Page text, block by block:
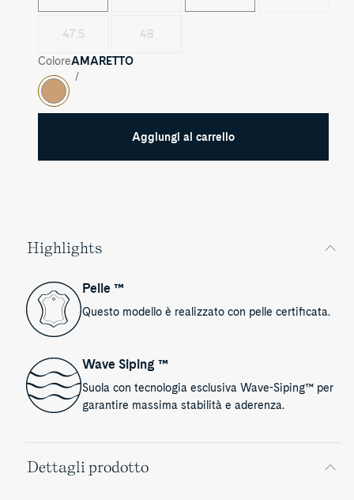
ColoreAMARETTO
AMARETTO
47.5 48
Aggiungi al carrello
Highlights
Pelle ™
Questo modello è realizzato con pelle certificata.
Wave Siping ™
Suola con tecnologia esclusiva Wave-Siping™ per
garantire massima stabilità e aderenza.
Dettagli prodotto